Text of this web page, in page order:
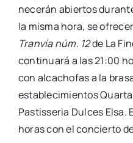
ne­ce­rán abier­tos
la mis­ma hora, se
Tran­vía núm. 12de La
con­ti­nua­rá a las 21:00
con alca­cho­fas a la
esta­ble­ci­mien­tos
Pas­tis­se­ria Dul­ces Elsa.
horas con el con­cier­to